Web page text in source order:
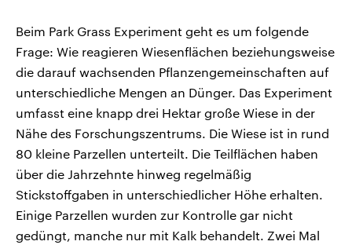
Beim Park Grass Experiment geht es um folgende
Frage: Wie reagieren Wiesenflächen beziehungsweise
die darauf wachsenden Pflanzengemeinschaften auf
unterschiedliche Mengen an Dünger. Das Experiment
umfasst eine knapp drei Hektar große Wiese in der
Nähe des Forschungszentrums. Die Wiese ist in rund
80 kleine Parzellen unterteilt. Die Teilflächen haben
über die Jahrzehnte hinweg regelmäßig
Stickstoffgaben in unterschiedlicher Höhe erhalten.
Einige Parzellen wurden zur Kontrolle gar nicht
gedüngt, manche nur mit Kalk behandelt. Zwei Mal